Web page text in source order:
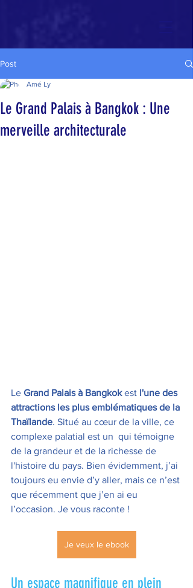
Post
Le Grand Palais à Bangkok : Une
merveille architecturale
Amé Ly
Le Grand Palais à Bangkok est l'une des
attractions les plus emblématiques de la
Thaïlande. Situé au cœur de la ville, ce
complexe palatial est un  qui témoigne
de la grandeur et de la richesse de
l'histoire du pays. Bien évidemment, j’ai
toujours eu envie d’y aller, mais ce n’est
que récemment que j’en ai eu
l’occasion. Je vous raconte !
Je veux le ebook
Un espace magnifique en plein